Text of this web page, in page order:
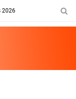
2026